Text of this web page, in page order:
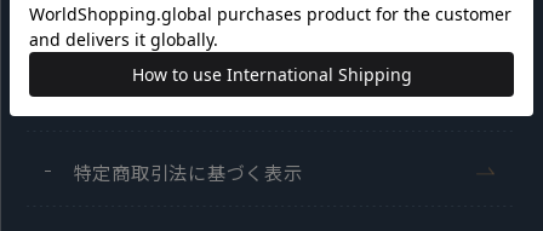
会員利用規約
プライバシーポリシー
特定商取引法に基づく表示